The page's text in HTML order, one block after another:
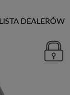
LISTA DEALERÓW